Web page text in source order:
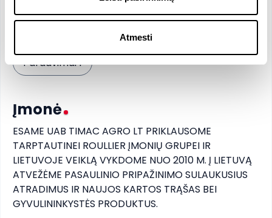
Atmesti
Pageidaujami įgūdžiai
Pardavimai 1
Įmonė
ESAME UAB TIMAC AGRO LT PRIKLAUSOME
TARPTAUTINEI ROULLIER ĮMONIŲ GRUPEI IR
LIETUVOJE VEIKLĄ VYKDOME NUO 2010 M. Į LIETUVĄ
ATVEŽĖME PASAULINIO PRIPAŽINIMO SULAUKUSIUS
ATRADIMUS IR NAUJOS KARTOS TRĄŠAS BEI
GYVULININKYSTĖS PRODUKTUS.